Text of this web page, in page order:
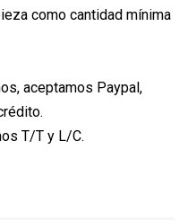
como cantidad mínima
aceptamos Paypal,
T/T y L/C.